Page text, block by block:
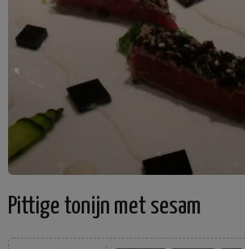
Pittige tonijn met sesam